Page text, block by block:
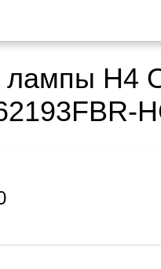
лампы H4